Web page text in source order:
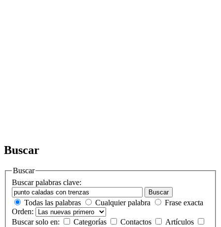
Buscar
Buscar
Buscar palabras clave:
Buscar
Todas las palabras Cualquier palabra
Frase exacta
Orden:
Buscar solo en:
Categorías Contactos
Artículos